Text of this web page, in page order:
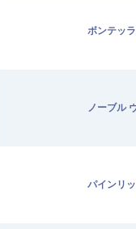
ボンテッ
ノーブル
パインリ